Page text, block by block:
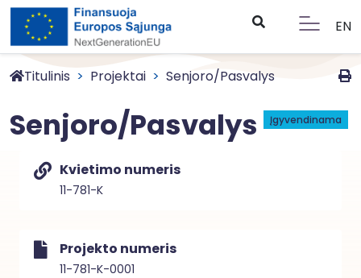
EN
Titulinis Projektai Senjoro/Pasvalys
Senjoro/Pasvalys Įgyvendinama
Kvietimo numeris
11-781-K
Projekto numeris
11-781-K-0001